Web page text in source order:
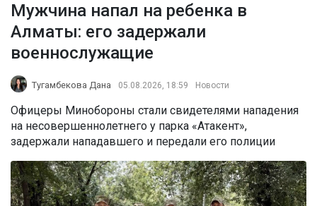
Мужчина напал на ребенка в
Алматы: его задержали
военнослужащие
Тугамбекова Дана 05.08.2026, 18:59 Новости
Офицеры Минобороны стали свидетелями нападения
на несовершеннолетнего у парка «Атакент»,
задержали нападавшего и передали его полиции